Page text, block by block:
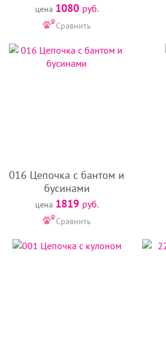
цена 1080 руб.
Сравнить
016 Цепочка с бантом и
бусинами
цена 1819 руб.
Сравнить